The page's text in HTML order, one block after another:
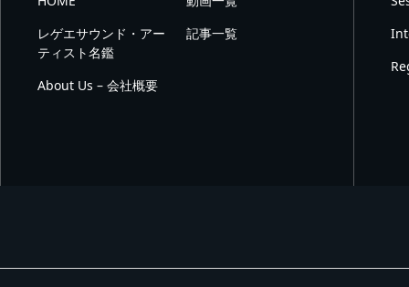
レゲエサウンド・アー
ティスト名鑑
記事一覧
About Us – 会社概要